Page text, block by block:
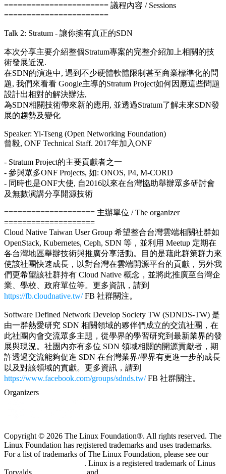
======================= 議程內容 / Sessions
=======================
Talk 2: Stratum - 讓你擁有真正的SDN
本次分享主要介紹整個Stratum專案的完整介紹加上相關的技
術發展近況.
在SDN的演進中, 遇到不少硬體軟體限制甚至商業標準化的問
題, 我們來看看 Google主導的Stratum Project如何因應這些問題
設計出相對的解決辦法,
為SDN相關技術帶來新的應用, 並透過Stratum了解未來SDN發
展的趨勢及變化
Speaker: Yi-Tseng (Open Networking Foundation)
曾毅, ONF Technical Staff. 2017年加入ONF
- Stratum Project的主要貢獻者之一
- 參與眾多ONF Projects, 如: ONOS, P4, M-CORD
- 同時也是ONF大使, 自2016以來在台灣協助舉辦眾多研討會
及無數演講分享開源技術
==================== 主辦單位 / The organizer
====================
Cloud Native Taiwan User Group 希望整合台灣雲端相關社群如
OpenStack, Kubernetes, Ceph, SDN 等，並利用 Meetup 定期在
各台灣地區舉辦技術與推廣分享活動。目的是藉此群策群力來
使該社團快速成長，以對台灣在雲端開源平台的貢獻，另外我
們更希望該社群持有 Cloud Native 概念，並將此推廣至台灣企
業、學校、政府單位等。更多資訊，請到
https://fb.cloudnative.tw/FB 社群關注。
Software Defined Network Develop Society TW (SDNDS-TW) 是
由一群熱愛研究 SDN 相關領域的夥伴們成立的交流社團，在
此社團內會交流眾多主題，從學界的學習研究到最新業界的發
展與現況。社團內亦有多位 SDN 領域相關的開源貢獻者，期
許透過交流能夠促進 SDN 在台灣業界/學界有更進一步的成長
以及對該領域的貢獻。更多資訊，請到
https://www.facebook.com/groups/sdnds.tw/FB 社群關注。
Organizers
Copyright © 2026 The Linux Foundation®. All rights reserved. The
Linux Foundation has registered trademarks and uses trademarks.
For a list of trademarks of The Linux Foundation, please see our
. Linux is a registered trademark of Linus
Torvalds.
and